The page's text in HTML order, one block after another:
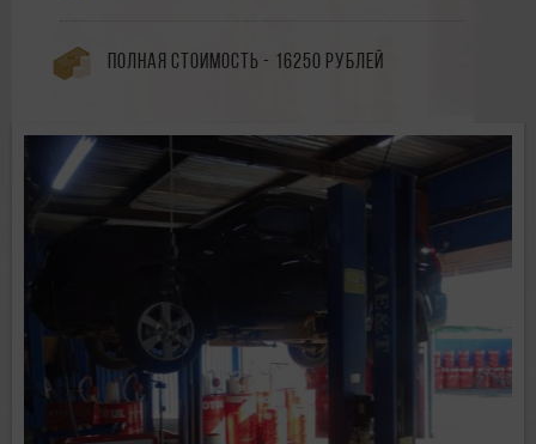
Полная стоимость - 16250 рублей